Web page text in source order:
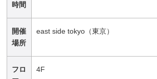
時間
開催
場所
east side tokyo（東京）
フロ
4F